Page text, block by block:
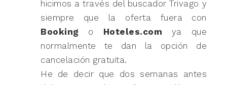
hicimos a través del buscador Trivago y
siempre que la oferta fuera con
Booking o Hoteles.com ya que
normalmente te dan la opción de
cancelación gratuita.
He de decir que dos semanas antes